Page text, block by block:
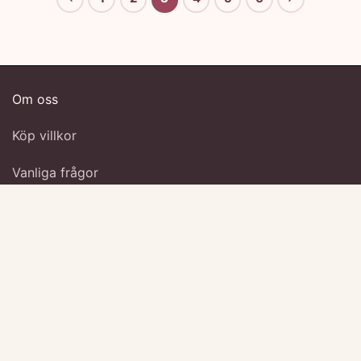
Om oss
Köp villkor
Vanliga frågor